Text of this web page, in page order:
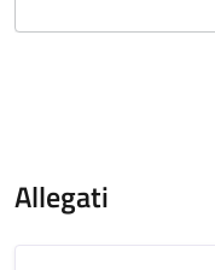
Allegati